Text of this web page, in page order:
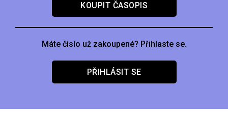
KOUPIT ČASOPIS
Máte číslo už zakoupené? Přihlaste se.
PŘIHLÁSIT SE